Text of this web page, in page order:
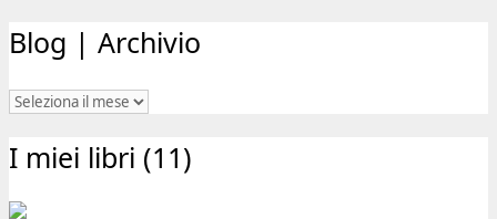
Blog | Archivio
Blog
Archivio
I miei libri (11)